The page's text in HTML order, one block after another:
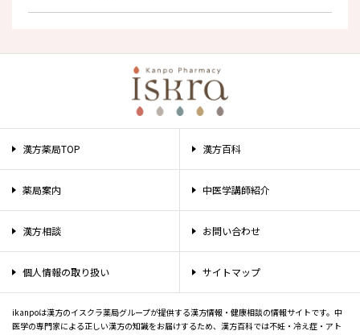
漢方薬局TOP 漢方百科
薬局案内 中医学講師紹介
漢方相談 お問い合わせ
個人情報の取り扱い サイトマップ
ikanpoは漢方のイスクラ薬局グループが提供する漢方情報・健康相談の情報サイトです。中
医学の専門家による正しい漢方の知識をお届けするため、漢方百科では不妊・冷え症・アト